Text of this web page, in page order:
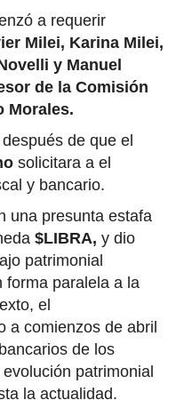
a requerir
Milei, Karina Milei,
y Manuel
de la Comisión
Morales.
de que el
solicitara a el
y bancario.
una presunta estafa
$LIBRA, y dio
patrimonial
forma paralela a la
el
a comienzos de abril
de los
patrimonial
la actualidad.